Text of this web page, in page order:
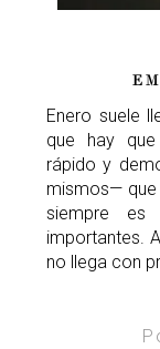
Enero suele
que hay
rápido y
mismos—
siempre es
importantes.
no llega con